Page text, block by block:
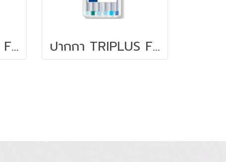
ปากกา TRIPLUS FINELINER STAEDTLER ชุด 12 สี ปากกา TRIPLUS FINELINER STAEDTLER ชุด 6 สี สีฟ้าน้ำทะเล